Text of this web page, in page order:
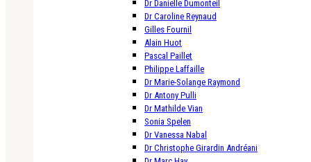
Dr Danielle Dumonteil
Dr Caroline Reynaud
Gilles Fournil
Alain Huot
Pascal Paillet
Philippe Laffaille
Dr Marie-Solange Raymond
Dr Antony Pulli
Dr Mathilde Vian
Sonia Spelen
Dr Vanessa Nabal
Dr Christophe Girardin Andréani